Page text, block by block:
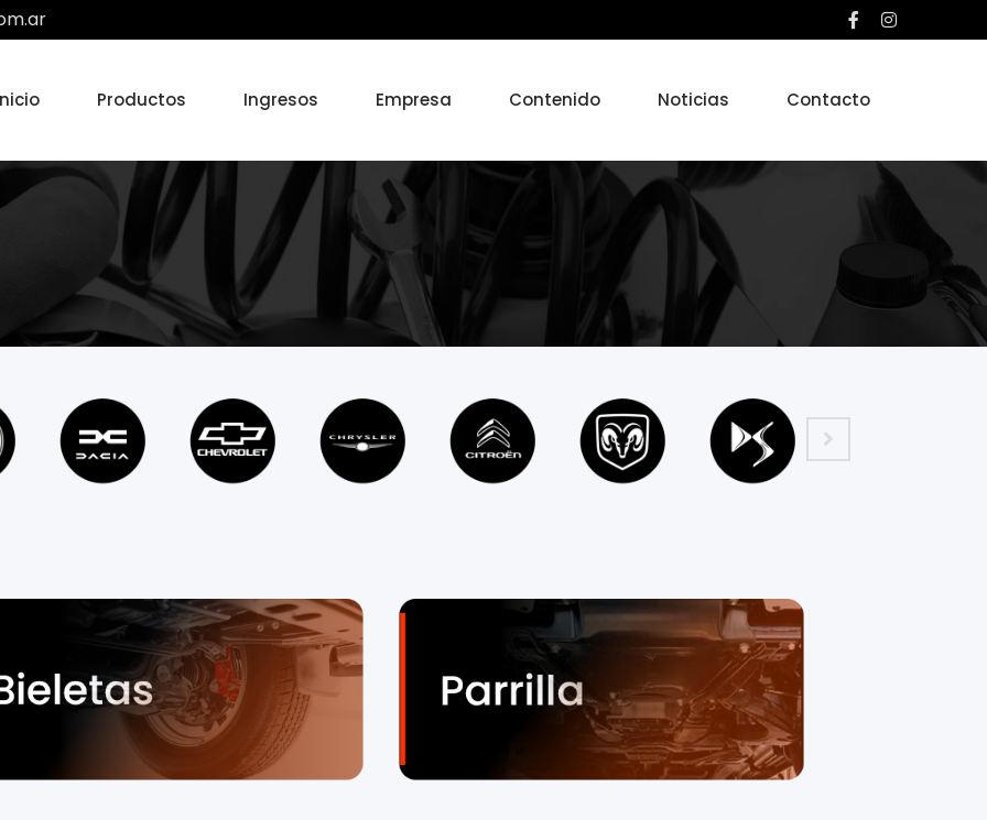
Productos Ingresos Empresa Contenido Noticias Contacto